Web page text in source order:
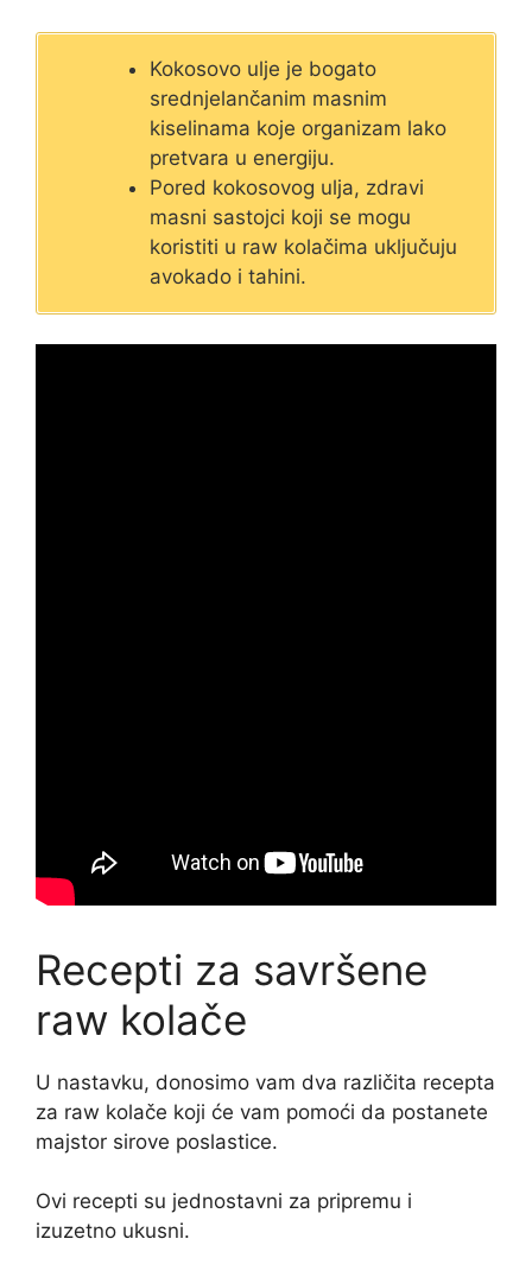
Kokosovo ulje je bogato
srednjelančanim masnim
kiselinama koje organizam lako
pretvara u energiju.
Pored kokosovog ulja, zdravi
masni sastojci koji se mogu
koristiti u raw kolačima uključuju
avokado i tahini.
Recepti za savršene
raw kolače
U nastavku, donosimo vam dva različita recepta
za raw kolače koji će vam pomoći da postanete
majstor sirove poslastice.
Ovi recepti su jednostavni za pripremu i
izuzetno ukusni.